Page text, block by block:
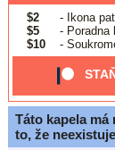
$2
- Ikona
$5
- Poradna
$10
-
Táto kapela má
to, že